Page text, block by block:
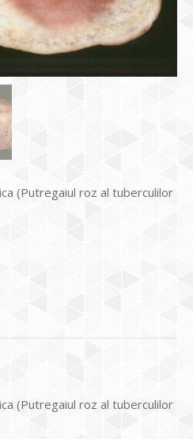
(Putregaiul roz al tuberculilor
(Putregaiul roz al tuberculilor